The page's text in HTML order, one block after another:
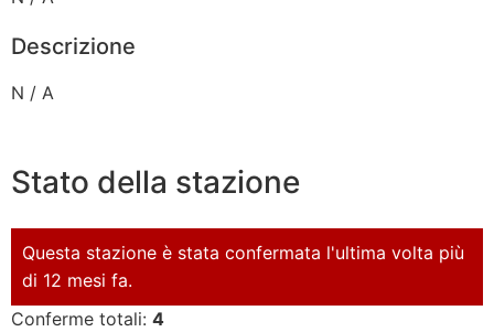
Descrizione
N / A
Stato della stazione
Questa stazione è stata confermata l'ultima volta più
di 12 mesi fa.
Conferme totali: 4